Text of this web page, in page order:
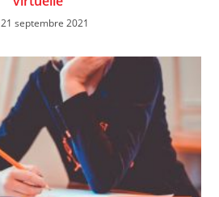
21 septembre 2021